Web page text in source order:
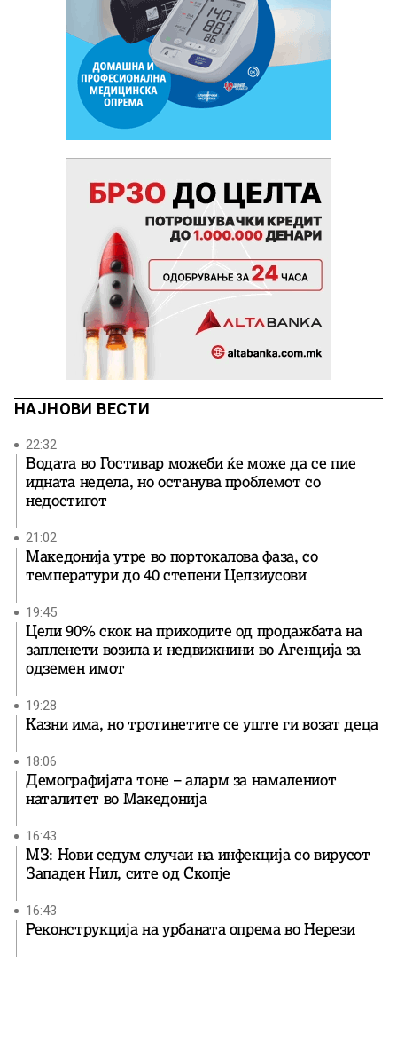
НАЈНОВИ ВЕСТИ
22:32
Водата во Гостивар можеби ќе може да се пие
идната недела, но останува проблемот со
недостигот
21:02
Македонија утре во портокалова фаза, со
температури до 40 степени Целзиусови
19:45
Цели 90% скок на приходите од продажбата на
запленети возила и недвижнини во Агенција за
одземен имот
19:28
Казни има, но тротинетите се уште ги возат деца
18:06
Демографијата тоне – аларм за намалениот
наталитет во Македонија
16:43
МЗ: Нови седум случаи на инфекција со вирусот
Западен Нил, сите од Скопје
16:43
Реконструкција на урбаната опрема во Нерези